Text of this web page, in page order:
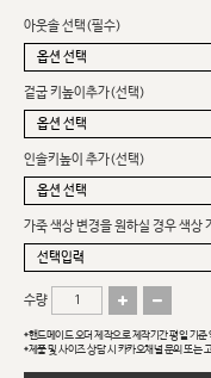
아웃솔 선택(필수)
겉굽 키높이추가(선택)
인솔키높이 추가(선택)
가죽 색상 변경을 원하실 경우 색상
수량
*핸드메이드 오더 제작으로 제작기간 평일 기
*제품 및 사이즈 상담 시 카카오채널 문의 또는